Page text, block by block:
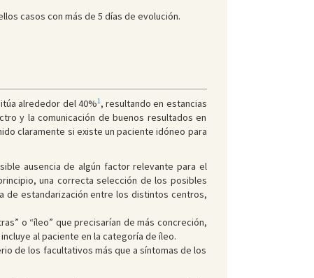
casos con más de 5 días de evolución.
alrededor del 40%1, resultando en estancias
y la comunicación de buenos resultados en
claramente si existe un paciente idóneo para
ausencia de algún factor relevante para el
una correcta selección de los posibles
de estandarización entre los distintos centros,
o “íleo” que precisarían de más concreción,
al paciente en la categoría de íleo.
de los facultativos más que a síntomas de los